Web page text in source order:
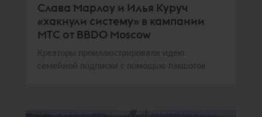
Слава Марлоу и Илья Куруч
«хакнули систему» в кампании
МТС от BBDO Moscow
Креаторы проиллюстрировали идею
семейной подписки с помощью пэкшотов